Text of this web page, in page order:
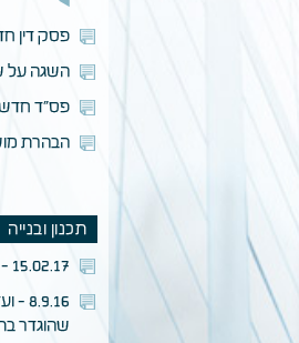
פסק דין
השגה על שומות
פס"ד חדש
הבהרת מושגי
תכנון ובנייה
15.02.17 - פיצויי נזיין לדיירי בנין שנפגעו מהקמת מעלית חיצונית (שנבנתה במסגרת הקלה שהתקבלה מהועדה לתכנון ולבניה) בבנין סמוך
שהוגדר